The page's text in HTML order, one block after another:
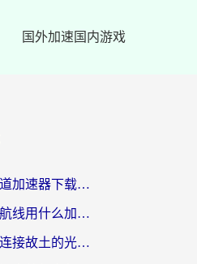
国外加速国内游戏
海外崩坏：星穹铁道加速器下载安装：一份给游子的终极网络指南
境外玩航海王热血航线用什么加速器？2026海外玩家实测最优方案（附欧洲问道堡垒前线加速技巧）
在异国他乡，寻找连接故土的光明大陆免费加速器